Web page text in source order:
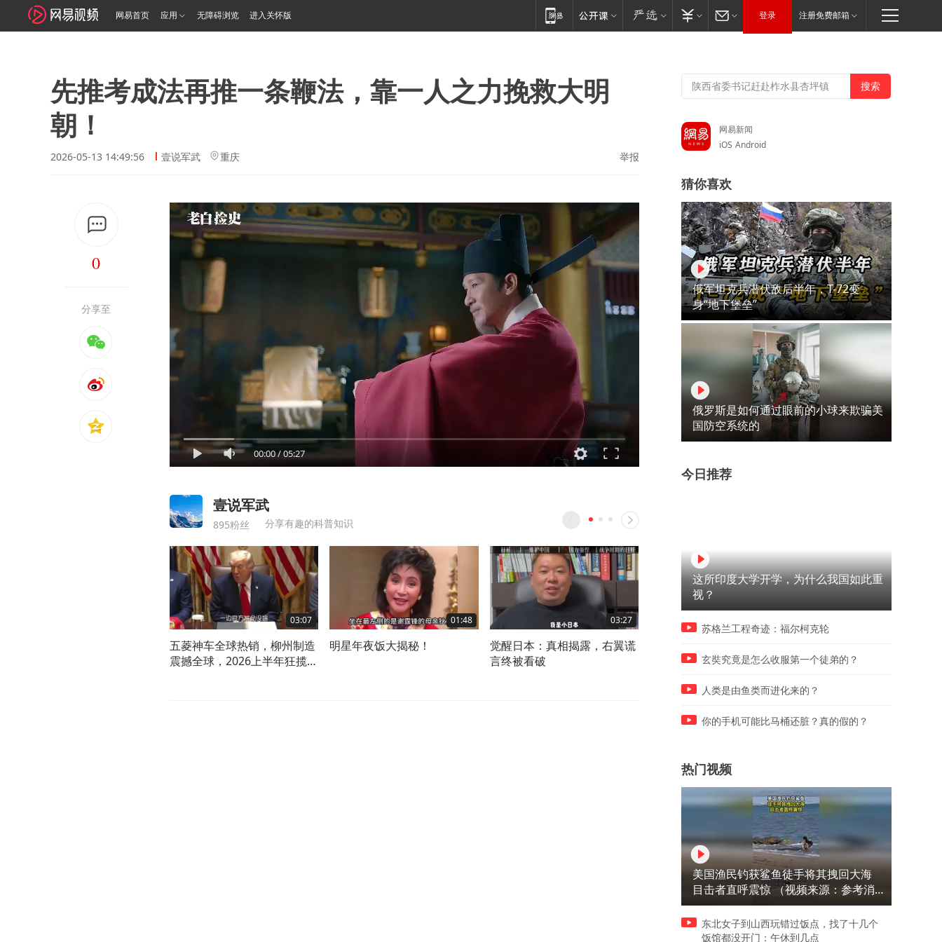
网易首页 应用 无障碍浏览 进入关怀版 登录 注册免费邮箱
先推考成法再推一条鞭法，靠一人之力挽救大明
朝！
2026-05-13 14:49:56 壹说军武 重庆 举报
0
分享至
00:00/05:27
壹说军武
895粉丝 分享有趣的科普知识
03:07
五菱神车全球热销，柳州制造
震撼全球，2026上半年狂揽
01:48
明星年夜饭大揭秘！
03:27
觉醒日本：真相揭露，右翼谎
言终被看破
易号揭秘
网易新闻
iOS Android
猜你喜欢
俄军坦克兵潜伏敌后半年，T-72变
身“地下堡垒”
俄罗斯是如何通过眼前的小球来欺骗美
国防空系统的
今日推荐
这所印度大学开学，为什么我国如此重
视？
苏格兰工程奇迹：福尔柯克轮
玄奘究竟是怎么收服第一个徒弟的？
人类是由鱼类而进化来的？
你的手机可能比马桶还脏？真的假的？
热门视频
美国渔民钓获鲨鱼徒手将其拽回大海
目击者直呼震惊 （视频来源：参考消
息）
东北女子到山西玩错过饭点，找了十几个
饭馆都没开门：午休到几点